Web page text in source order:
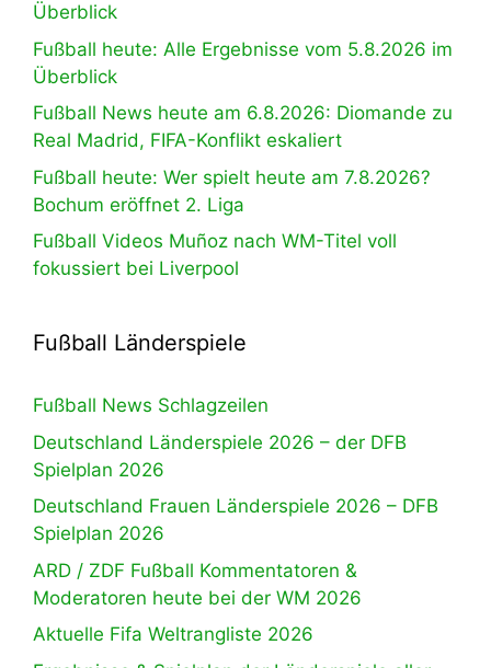
Überblick
Fußball heute: Alle Ergebnisse vom 5.8.2026 im
Überblick
Fußball News heute am 6.8.2026: Diomande zu
Real Madrid, FIFA-Konflikt eskaliert
Fußball heute: Wer spielt heute am 7.8.2026?
Bochum eröffnet 2. Liga
Fußball Videos Muñoz nach WM-Titel voll
fokussiert bei Liverpool
Fußball Länderspiele
Fußball News Schlagzeilen
Deutschland Länderspiele 2026 – der DFB
Spielplan 2026
Deutschland Frauen Länderspiele 2026 – DFB
Spielplan 2026
ARD / ZDF Fußball Kommentatoren &
Moderatoren heute bei der WM 2026
Aktuelle Fifa Weltrangliste 2026